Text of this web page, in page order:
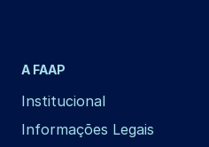
A FAAP
Institucional
Informações Legais